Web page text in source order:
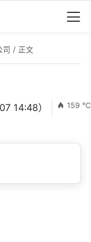
司 / 正文
14:48） 159 ℃